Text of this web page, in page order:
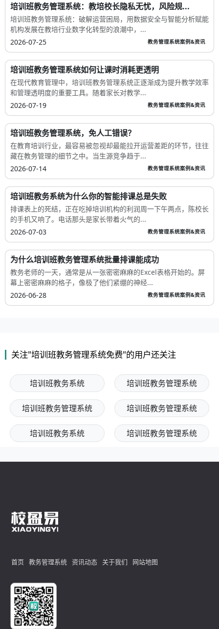
培训班教务管理系统：教培校长隐私无忧，风险规...
培训班教务管理系统：破解运营困局，用数据安全与智能分析赋能
机构发展在教培行业数字化转型的浪潮中，...
2026-07-25
教务管理系统案例&资讯
培训班教务管理系统如何让课时消耗更透明
在现代教育管理中，培训班教务管理系统正逐渐成为提升教学效率
和管理透明度的重要工具。随着家长对教学...
2026-07-19
教务管理系统案例&资讯
培训班教务管理系统，免人工错误？
在教育培训行业，最容易被忽视却最能拉开运营差距的环节，往往
藏在教务管理的细节之中。当生源竞争趋于...
2026-07-14
教务管理系统案例&资讯
培训班教务系统为什么你的智能排课总是失败
排课表上的死结，正在吃掉培训机构的利润周一下午两点，陈校长
的手机又响了。电话那头是家长带着火气的...
2026-07-03
教务管理系统案例&资讯
为什么培训班教务管理系统批量排课能成功
教务老师的一天，通常是从一张密密麻麻的Excel表格开始的。屏
幕上密密麻麻的格子，像极了他们紧绷的神经...
2026-06-28
教务管理系统案例&资讯
关注"培训班教务管理系统免费"的用户还关注
培训班教务系统 培训班教务管理系统
培训班教务管理系统 培训班教务管理系统
培训班教务系统 培训班教务管理系统
首页 教务管理系统 资讯动态 关于我们 网站地图